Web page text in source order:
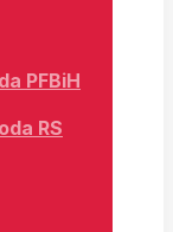
PFBiH
RS